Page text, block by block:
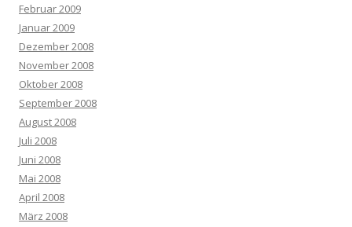
Februar 2009
Januar 2009
Dezember 2008
November 2008
Oktober 2008
September 2008
August 2008
Juli 2008
Juni 2008
Mai 2008
April 2008
März 2008